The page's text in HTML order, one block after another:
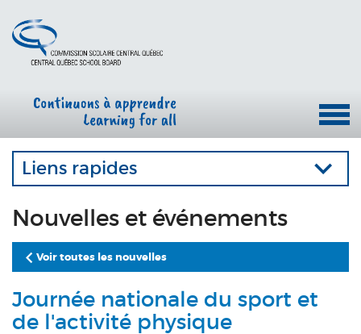
Liens rapides
Nouvelles et événements
Voir toutes les nouvelles
Journée nationale du sport et
de l'activité physique